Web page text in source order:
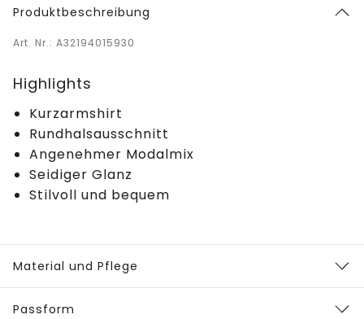
Produktbeschreibung
Art. Nr.: A32194015930
Highlights
Kurzarmshirt
Rundhalsausschnitt
Angenehmer Modalmix
Seidiger Glanz
Stilvoll und bequem
Material und Pflege
Passform